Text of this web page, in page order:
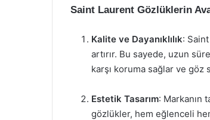
Saint Laurent Gözlüklerin
Kalite ve Dayanıklılık:
artırır. Bu sayede, uzun
karşı koruma sağlar ve göz
Estetik Tasarım: Markanın
gözlükler, hem eğlenceli